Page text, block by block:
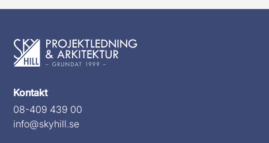
Kontakt
08-409 439 00
info@skyhill.se